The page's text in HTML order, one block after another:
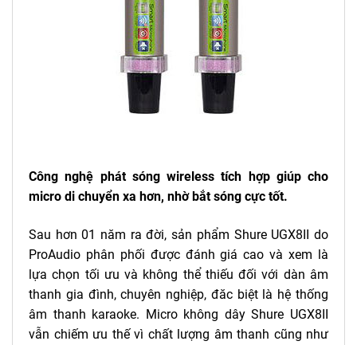
Công nghệ phát sóng wireless tích hợp giúp cho
micro di chuyển xa hơn, nhờ bắt sóng cực tốt.
Sau hơn 01 năm ra đời, sản phẩm Shure UGX8II do
ProAudio phân phối được đánh giá cao và xem là
lựa chọn tối ưu và không thể thiếu đối với dàn âm
thanh gia đình, chuyên nghiệp, đăc biệt là hệ thống
âm thanh karaoke. Micro không dây Shure UGX8II
vẫn chiếm ưu thế vì chất lượng âm thanh cũng như